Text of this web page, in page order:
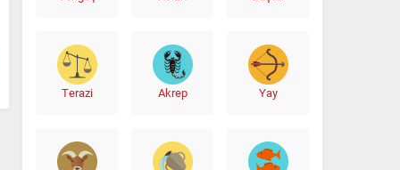
Terazi Akrep Yay